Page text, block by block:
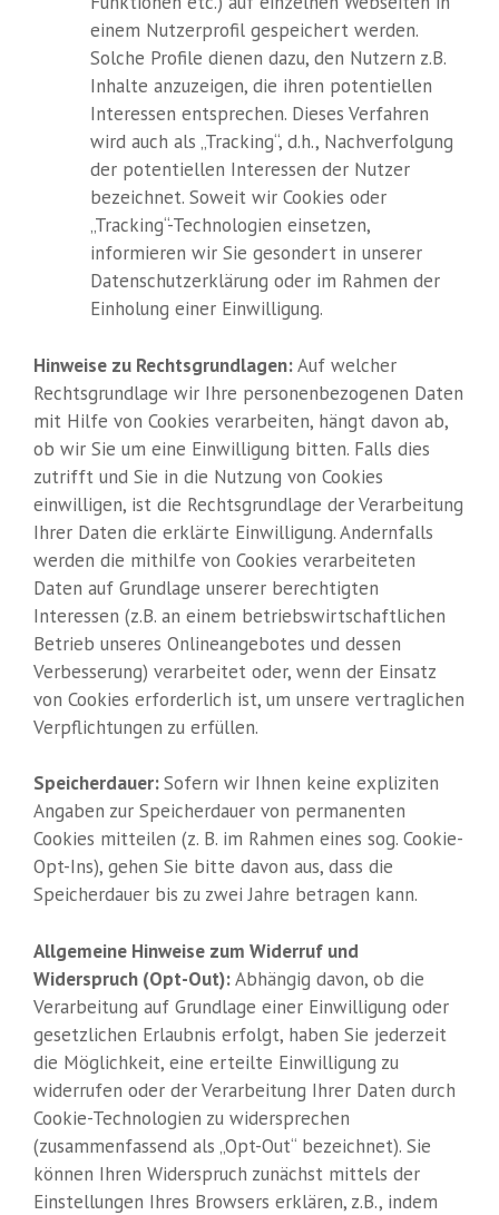
einem Nutzerprofil gespeichert werden.
Solche Profile dienen dazu, den Nutzern z.B.
Inhalte anzuzeigen, die ihren potentiellen
Interessen entsprechen. Dieses Verfahren
wird auch als „Tracking“, d.h., Nachverfolgung
der potentiellen Interessen der Nutzer
bezeichnet. Soweit wir Cookies oder
„Tracking“-Technologien einsetzen,
informieren wir Sie gesondert in unserer
Datenschutzerklärung oder im Rahmen der
Einholung einer Einwilligung.
Hinweise zu Rechtsgrundlagen:Auf welcher
Rechtsgrundlage wir Ihre personenbezogenen Daten
mit Hilfe von Cookies verarbeiten, hängt davon ab,
ob wir Sie um eine Einwilligung bitten. Falls dies
zutrifft und Sie in die Nutzung von Cookies
einwilligen, ist die Rechtsgrundlage der Verarbeitung
Ihrer Daten die erklärte Einwilligung. Andernfalls
werden die mithilfe von Cookies verarbeiteten
Daten auf Grundlage unserer berechtigten
Interessen (z.B. an einem betriebswirtschaftlichen
Betrieb unseres Onlineangebotes und dessen
Verbesserung) verarbeitet oder, wenn der Einsatz
von Cookies erforderlich ist, um unsere vertraglichen
Verpflichtungen zu erfüllen.
Speicherdauer:Sofern wir Ihnen keine expliziten
Angaben zur Speicherdauer von permanenten
Cookies mitteilen (z. B. im Rahmen eines sog. Cookie-
Opt-Ins), gehen Sie bitte davon aus, dass die
Speicherdauer bis zu zwei Jahre betragen kann.
Allgemeine Hinweise zum Widerruf und
Widerspruch (Opt-Out):Abhängig davon, ob die
Verarbeitung auf Grundlage einer Einwilligung oder
gesetzlichen Erlaubnis erfolgt, haben Sie jederzeit
die Möglichkeit, eine erteilte Einwilligung zu
widerrufen oder der Verarbeitung Ihrer Daten durch
Cookie-Technologien zu widersprechen
(zusammenfassend als „Opt-Out“ bezeichnet). Sie
können Ihren Widerspruch zunächst mittels der
Einstellungen Ihres Browsers erklären, z.B., indem